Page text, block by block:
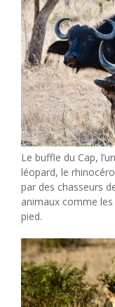
Le buffle du Cap,
léopard, le
par des chasseurs
animaux comme
pied.